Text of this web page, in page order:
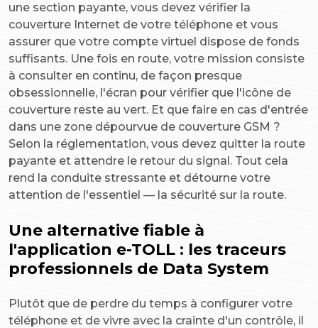
une section payante, vous devez vérifier la
couverture Internet de votre téléphone et vous
assurer que votre compte virtuel dispose de fonds
suffisants. Une fois en route, votre mission consiste
à consulter en continu, de façon presque
obsessionnelle, l'écran pour vérifier que l'icône de
couverture reste au vert. Et que faire en cas d'entrée
dans une zone dépourvue de couverture GSM ?
Selon la réglementation, vous devez quitter la route
payante et attendre le retour du signal. Tout cela
rend la conduite stressante et détourne votre
attention de l'essentiel — la sécurité sur la route.
Une alternative fiable à
l'application e-TOLL : les traceurs
professionnels de Data System
Plutôt que de perdre du temps à configurer votre
téléphone et de vivre avec la crainte d'un contrôle, il